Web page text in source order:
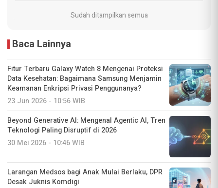
Sudah ditampilkan semua
Baca Lainnya
Fitur Terbaru Galaxy Watch 8 Mengenai Proteksi
Data Kesehatan: Bagaimana Samsung Menjamin
Keamanan Enkripsi Privasi Penggunanya?
23 Jun 2026 - 10:56 WIB
Beyond Generative AI: Mengenal Agentic AI, Tren
Teknologi Paling Disruptif di 2026
30 Mei 2026 - 10:46 WIB
Larangan Medsos bagi Anak Mulai Berlaku, DPR
Desak Juknis Komdigi